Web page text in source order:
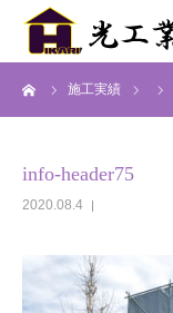
施工実績
info-header75
2020.08.4
HOME
施工実績